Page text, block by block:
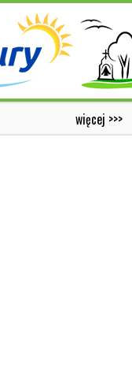
więcej >>>